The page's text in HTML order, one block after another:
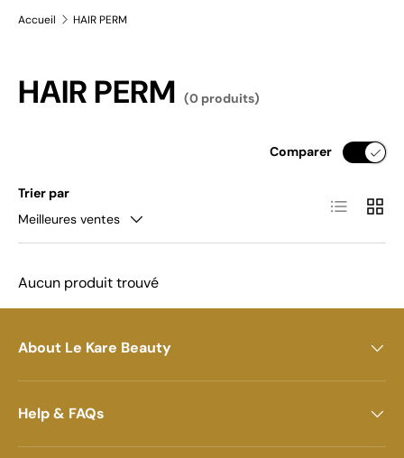
Accueil HAIR PERM
HAIR PERM (0 produits)
Trier par
Meilleures ventes
Comparer
Liste Grille
Aucun produit trouvé
About Le Kare Beauty
Help & FAQs